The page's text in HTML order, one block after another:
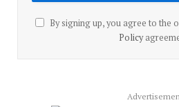
By signing up, you agree to the
Policy